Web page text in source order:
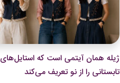
ژیله همان آیتمی است که استایل‌های
تابستانی را از نو تعریف می‌کند